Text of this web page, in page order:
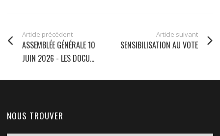
Article précédent
ASSEMBLÉE GÉNÉRALE 10
JUIN 2026 - LES DOCU...
Article suivant
SENSIBILISATION AU VOTE
NOUS TROUVER